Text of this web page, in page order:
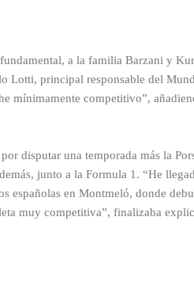
a la familia Barzani y
principal responsable del
mínimamente competitivo”,
disputar una temporada más la
junto a la Formula 1. “He
en Montmeló, donde
muy competitiva”, finalizaba